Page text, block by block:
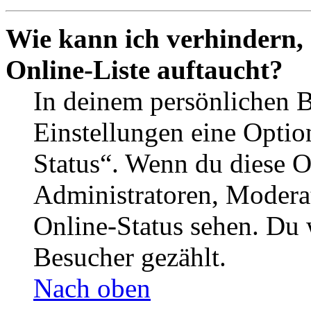
Wie kann ich verhindern,
Online-Liste auftaucht?
In deinem persönlichen
Einstellungen eine
Status“. Wenn du diese
Administratoren,
Online-Status sehen.
Besucher gezählt.
Nach oben